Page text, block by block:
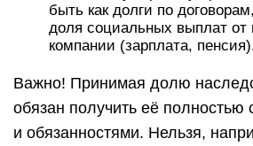
быть как долги по
доля социальных выплат от
компании (зарплата,
Важно! Принимая долю
обязан получить её полностью
и обязанностями. Нельзя,